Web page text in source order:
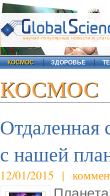
научно-популярные новости и
КОСМОС ЗДОРОВЬЕ
КОСМОС
Отдаленная
с нашей
12/01/2015 |